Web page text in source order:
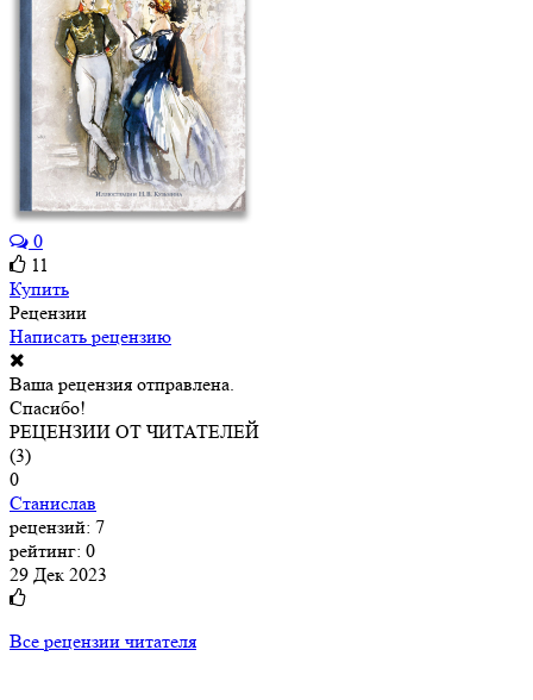
0
11
Купить
Рецензии
Написать рецензию
Ваша рецензия отправлена.
Спасибо!
РЕЦЕНЗИИ ОТ ЧИТАТЕЛЕЙ
(3)
0
Станислав
рецензий: 7
рейтинг: 0
29 Дек 2023
Все рецензии читателя